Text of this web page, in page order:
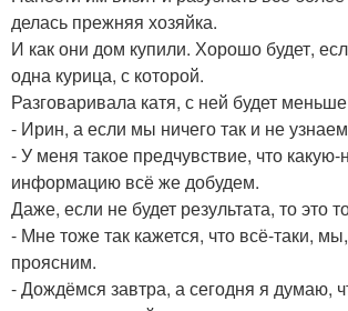
делась прежняя хозяйка.
И как они дом купили. Хорошо будет,
одна курица, с которой.
Разговаривала катя, с ней будет
- Ирин, а если мы ничего так и не
- У меня такое предчувствие, что какую-
информацию всё же добудем.
Даже, если не будет результата, то это
- Мне тоже так кажется, что всё-таки,
проясним.
- Дождёмся завтра, а сегодня я думаю,